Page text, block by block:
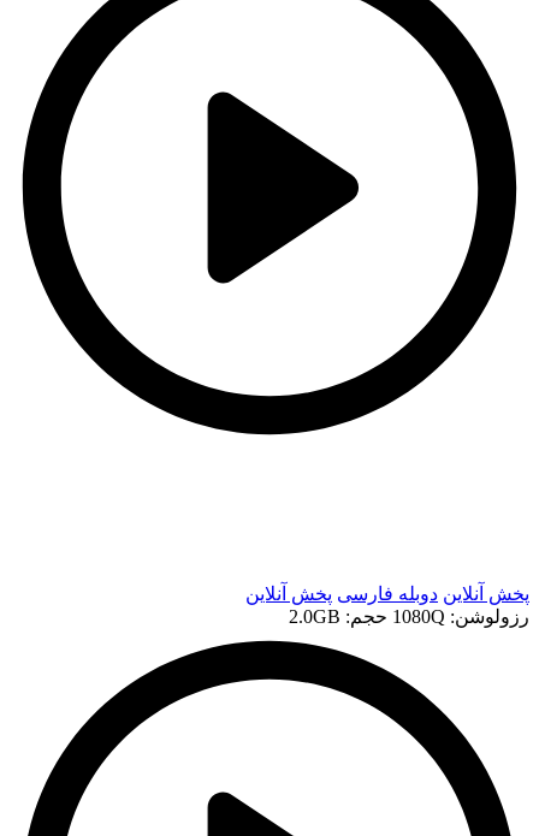
پخش آنلاین دوبله فارسی پخش آنلاین
رزولوشن: 1080Q
حجم: 2.0GB